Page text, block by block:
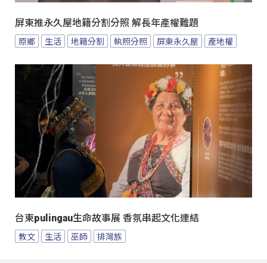
屏東推永久屋地籍分割分照 解長年產權難題
原鄉 生活 地籍分割 執照分照 屏東永久屋 產地權
台東pulingau生命故事展 香氛串起文化連結
教文 生活 巫師 排灣族